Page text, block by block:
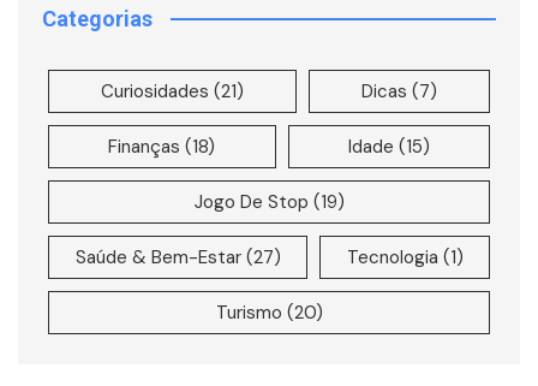
Categorias
Curiosidades (21) Dicas (7)
Finanças (18) Idade (15)
Jogo De Stop (19)
Saúde & Bem-Estar(27) Tecnologia (1)
Turismo (20)